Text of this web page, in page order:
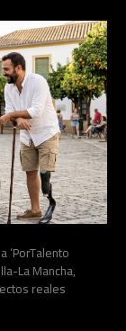
‘PorTalento
La Mancha,
reales